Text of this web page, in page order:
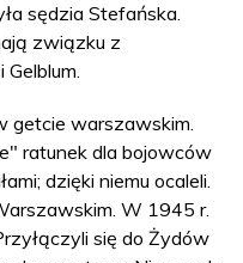
sędzia Stefańska.
związku z
getcie warszawskim.
ratunek dla bojowców
dzięki niemu ocaleli.
W 1945 r.
się do Żydów